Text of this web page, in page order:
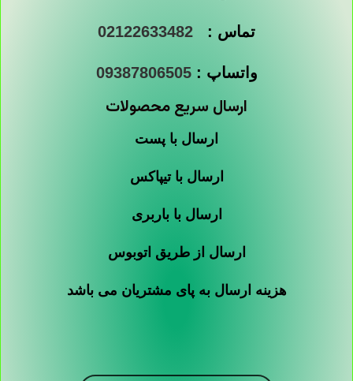
تماس : 02122633482
واتساپ :09387806505
ارسال سریع محصولات
ارسال با پست
ارسال با تیپاکس
ارسال با باربری
ارسال از طریق اتوبوس
هزینه ارسال به پای مشتریان می باشد